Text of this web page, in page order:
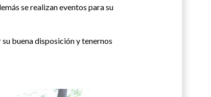
se realizan eventos para su
buena disposición y tenernos